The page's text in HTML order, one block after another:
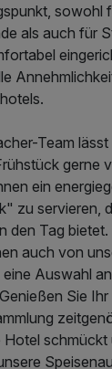
sowohl
als auch für
Team
gerne
ein
zu servieren,
den Tag bietet.
auch von
Auswahl
Sie
Hotel schmückt